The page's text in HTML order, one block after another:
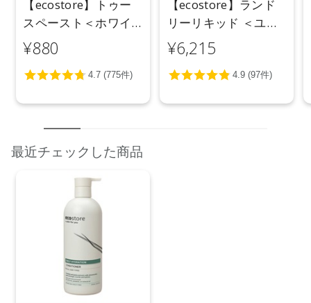
【ecostore】トゥー
スペースト＜ホワイ
トニング＞ 100g
¥880
【ecostore】ランド
リーリキッド ＜ユー
カリ＞ 5L
¥6,215
最近チェックした商品